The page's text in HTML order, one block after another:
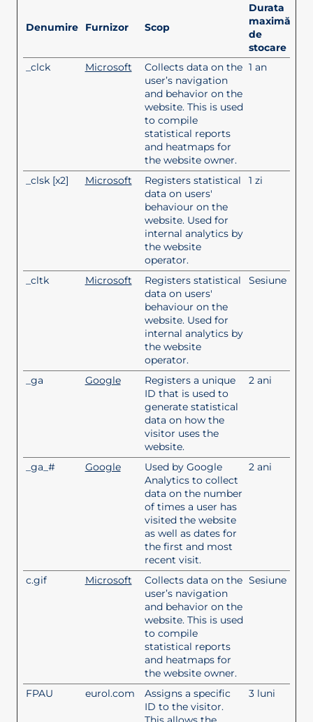
Denumire Furnizor Scop
Durata
maximă
de
stocare
_clck
Microsoft
Collects data on the
user’s navigation
and behavior on the
website. This is used
to compile
statistical reports
and heatmaps for
the website owner.
1 an
_clsk [x2] Microsoft
Registers statistical
data on users'
behaviour on the
website. Used for
internal analytics by
the website
operator.
1 zi
_cltk Microsoft
Registers statistical
data on users'
behaviour on the
website. Used for
internal analytics by
the website
operator.
Sesiune
_ga Google
Registers a unique
ID that is used to
generate statistical
data on how the
visitor uses the
website.
2 ani
_ga_# Google
Used by Google
Analytics to collect
data on the number
of times a user has
visited the website
as well as dates for
the first and most
recent visit.
2 ani
c.gif Microsoft
Collects data on the
user’s navigation
and behavior on the
website. This is used
to compile
statistical reports
and heatmaps for
the website owner.
Sesiune
FPAU eurol.com
Assigns a specific
ID to the visitor.
3 luni